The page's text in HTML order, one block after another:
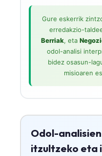
Gure eskerrik
erredakzio-
Berriak, eta
odol-analisi
bidez osasun-
misioaren
Odol-
itzultzeko eta